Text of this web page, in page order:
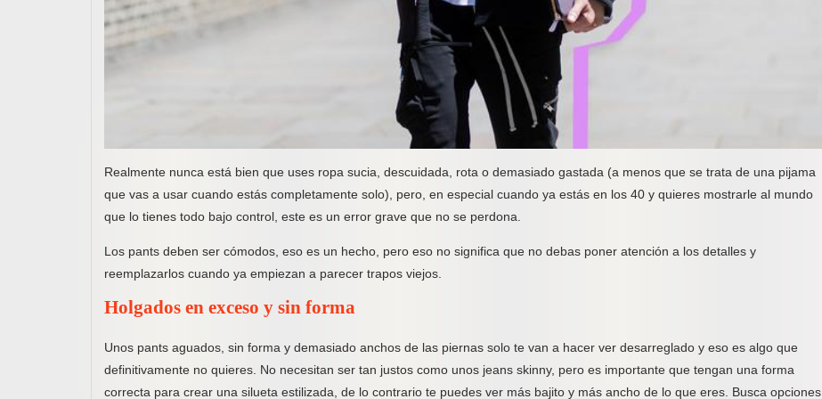
Realmente nunca está bien que uses ropa sucia, descuidada, rota o demasiado gastada (a menos que se trata de una pijama
que vas a usar cuando estás completamente solo), pero, en especial cuando ya estás en los 40 y quieres mostrarle al mundo
que lo tienes todo bajo control, este es un error grave que no se perdona.
Los pants deben ser cómodos, eso es un hecho, pero eso no significa que no debas poner atención a los detalles y
reemplazarlos cuando ya empiezan a parecer trapos viejos.
Holgados en exceso y sin forma
Unos pants aguados, sin forma y demasiado anchos de las piernas solo te van a hacer ver desarreglado y eso es algo que
definitivamente no quieres. No necesitan ser tan justos como unos jeans skinny, pero es importante que tengan una forma
correcta para crear una silueta estilizada, de lo contrario te puedes ver más bajito y más ancho de lo que eres. Busca opciones